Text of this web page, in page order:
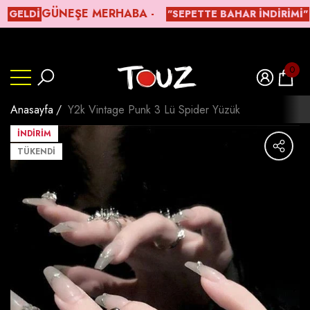
GELDİㅤGÜNEŞE MERHABA - "SEPETTE BAHAR İNDIRIMI"
0
0
ürün
Anasayfa Y2k Vintage Punk 3 Lü Spider Yüzük
İNDIRIM
TÜKENDI